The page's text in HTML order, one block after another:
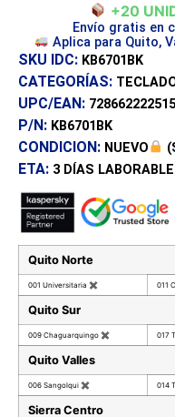
+20
Envío gratis en
Aplica para Quito,
SKU IDC: KB6701BK
CATEGORÍAS:
UPC/EAN: 728662222515
P/N: KB6701BK
CONDICION: NUEVO
ETA: 3 DÍAS
Quito Norte
001 Universitaria ✖ 011
Quito Sur
009 Chaguarquingo ✖ 017
Quito Valles
006 Sangolqui ✖ 014
Sierra Centro